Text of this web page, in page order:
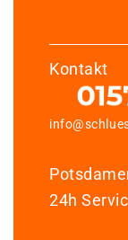
Kontakt
24h